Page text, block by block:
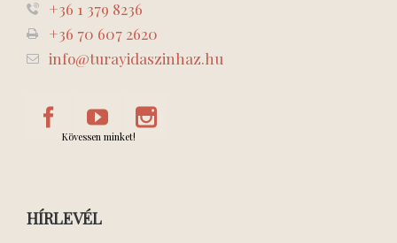
+36 1 379 8236
+36 70 607 2620
info@turayidaszinhaz.hu
Kövessen minket!
HÍRLEVÉL